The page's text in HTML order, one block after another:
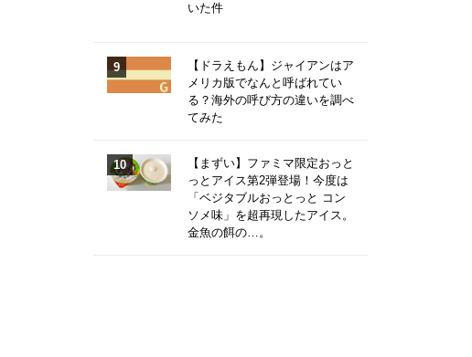
いた件
【ドラえもん】ジャイアンはア
メリカ版でなんと呼ばれてい
る？海外の呼び方の違いを調べ
てみた
【まずい】ファミマ限定おっと
っとアイス第2弾登場！今度は
「ベジタブルおっとっと コン
ソメ味」を超再現したアイス。
金魚の餌の…。